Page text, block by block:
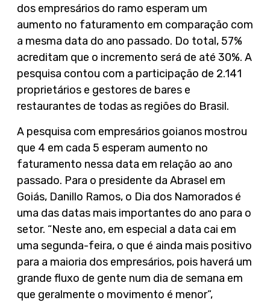
dos empresários do ramo esperam um
aumento no faturamento em comparação com
a mesma data do ano passado. Do total, 57%
acreditam que o incremento será de até 30%. A
pesquisa contou com a participação de 2.141
proprietários e gestores de bares e
restaurantes de todas as regiões do Brasil.
A pesquisa com empresários goianos mostrou
que 4 em cada 5 esperam aumento no
faturamento nessa data em relação ao ano
passado. Para o presidente da Abrasel em
Goiás, Danillo Ramos, o Dia dos Namorados é
uma das datas mais importantes do ano para o
setor. “Neste ano, em especial a data cai em
uma segunda-feira, o que é ainda mais positivo
para a maioria dos empresários, pois haverá um
grande fluxo de gente num dia de semana em
que geralmente o movimento é menor”,